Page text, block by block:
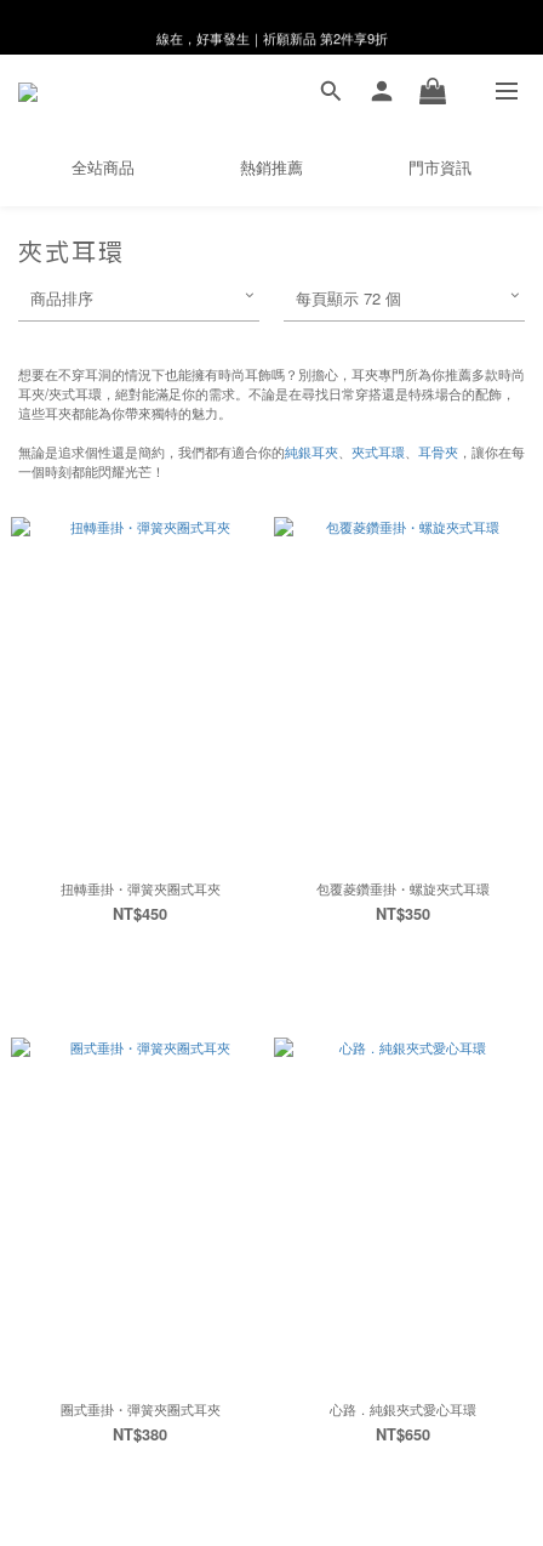
🌸新會員限定🌸註冊送$100購物金
全站商品 熱銷推薦 門市資訊
夾式耳環
商品排序 每頁顯示 72 個
想要在不穿耳洞的情況下也能擁有時尚耳飾嗎？別擔心，耳夾專門所為你推薦多款時尚
耳夾/夾式耳環，絕對能滿足你的需求。不論是在尋找日常穿搭還是特殊場合的配飾，
這些耳夾都能為你帶來獨特的魅力。
無論是追求個性還是簡約，我們都有適合你的純銀耳夾 夾式耳環 耳骨夾 ，讓你在每
一個時刻都能閃耀光芒！
扭轉垂掛・彈簧夾圈式耳夾
NT$450
包覆菱鑽垂掛・螺旋夾式耳環
NT$350
圈式垂掛・彈簧夾圈式耳夾
NT$380
心路．純銀夾式愛心耳環
NT$650